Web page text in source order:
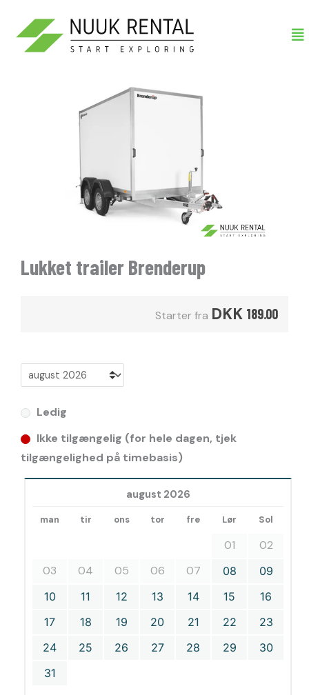
indholdet
Lukket trailer Brenderup
Starter fra DKK 189.00
Ledig
Ikke tilgængelig (for hele dagen, tjek
tilgængelighed på timebasis)
august 2026
man tir ons tor fre Lør Sol
01
02
03
04 05 06 07 08
09
10
11 12 13 14 15
16
17
18 19 20 21 22
23
24
25 26 27 28 29
30
31